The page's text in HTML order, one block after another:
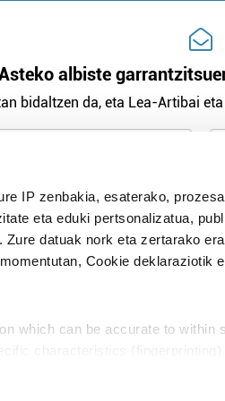
IP zenbakia, esaterako,
eta eduki pertsonalizatua,
datuak nork eta zertarako
Cookie deklaraziotik
which can be accurate to within
albiste
bidaltzen da, eta Lea-Artibai
modu librean kontatzea